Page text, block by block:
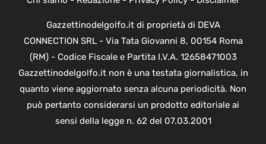
Gazzettinodelgolfo.it di proprietà di DEVA
CONNECTION SRL - Via Tata Giovanni 8, 00154 Roma
(RM) - Codice Fiscale e Partita I.V.A. 12658471003
Gazzettinodelgolfo.it non è una testata giornalistica, in
quanto viene aggiornato senza alcuna periodicità. Non
può pertanto considerarsi un prodotto editoriale ai
sensi della legge n. 62 del 07.03.2001